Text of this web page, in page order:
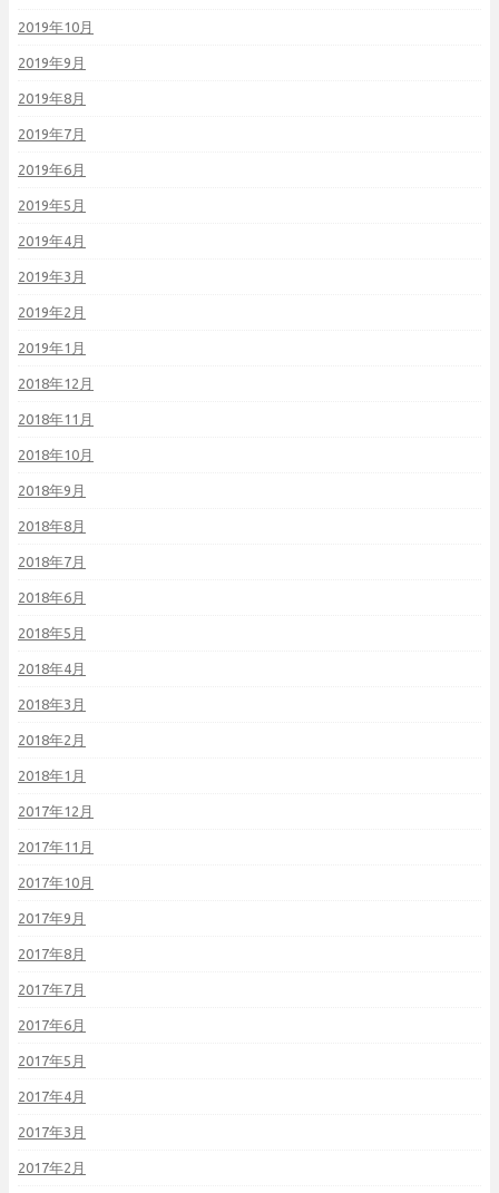
2019年10月
2019年9月
2019年8月
2019年7月
2019年6月
2019年5月
2019年4月
2019年3月
2019年2月
2019年1月
2018年12月
2018年11月
2018年10月
2018年9月
2018年8月
2018年7月
2018年6月
2018年5月
2018年4月
2018年3月
2018年2月
2018年1月
2017年12月
2017年11月
2017年10月
2017年9月
2017年8月
2017年7月
2017年6月
2017年5月
2017年4月
2017年3月
2017年2月